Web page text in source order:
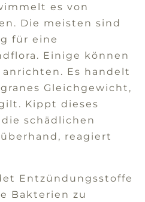
es von
Die meisten sind
für eine
Einige können
Es handelt
Gleichgewicht,
Kippt dieses
schädlichen
reagiert
Entzündungsstoffe
Bakterien zu